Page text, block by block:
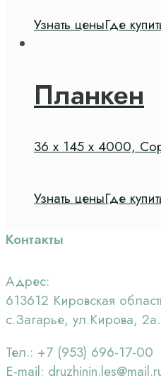
Узнать ценыГде
Планкен
36 х 145 х 4000,
Узнать ценыГде
Контакты
Адрес:
613612 Кировская
с.Загарье, ул.Кирова, 2а.
Тел.: +7 (953) 696-17-00
Е-mail: